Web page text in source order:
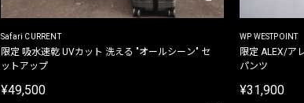
Safari CURRENT
限定 吸水速乾 UVカット 洗える "オールシーン" セ
ットアップ
¥49,500
WP WESTPOINT
限定 ALEX/ア
パンツ
¥31,900